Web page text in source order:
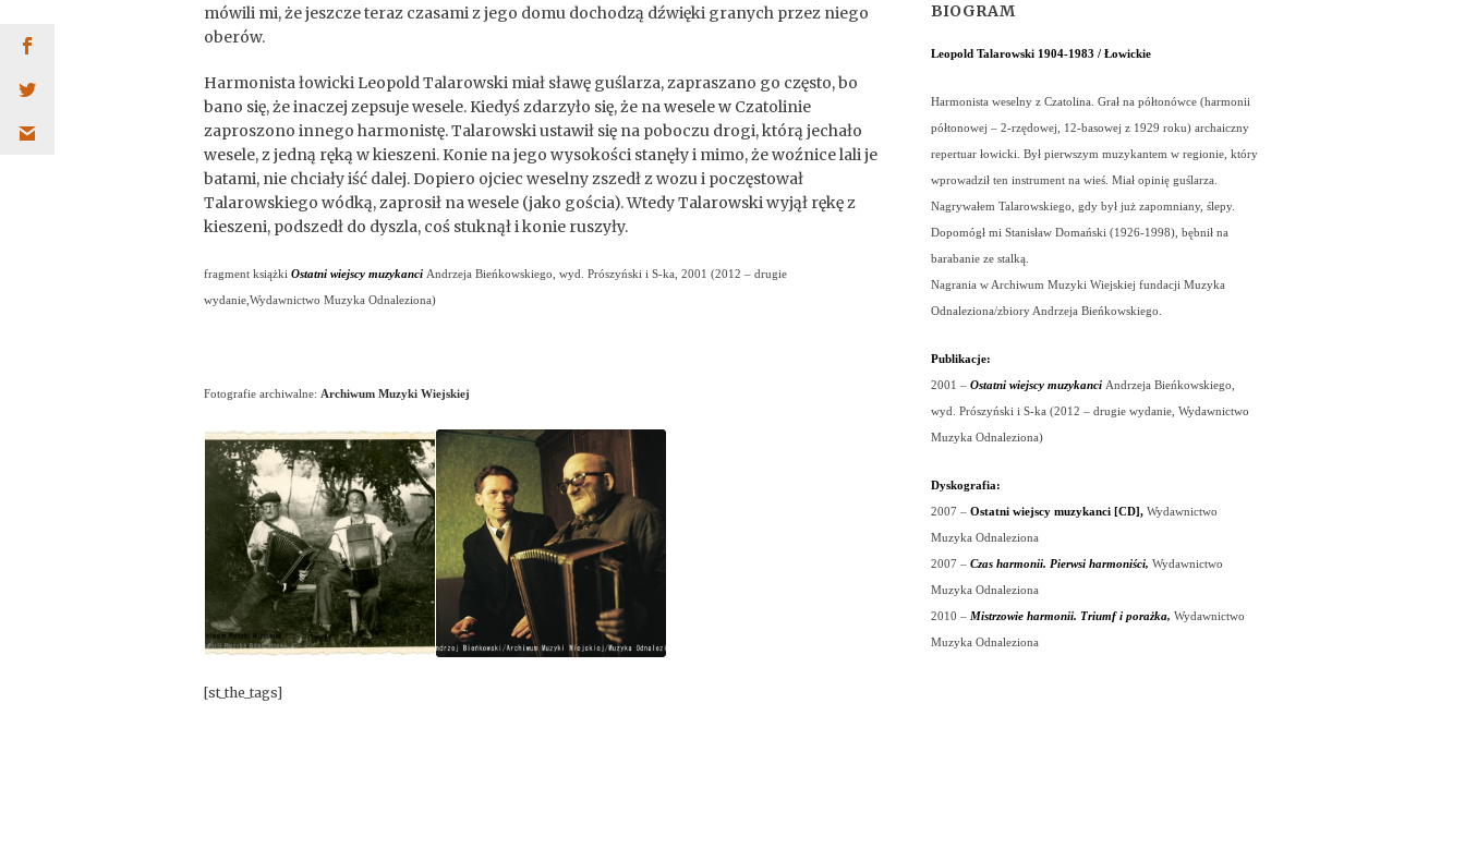
mówili mi, że jeszcze teraz czasami z jego domu dochodzą dźwięki granych przez niego
oberów.
Harmonista łowicki Leopold Talarowski miał sławę guślarza, zapraszano go często, bo
bano się, że inaczej zepsuje wesele. Kiedyś zdarzyło się, że na wesele w Czatolinie
zaproszono innego harmonistę. Talarowski ustawił się na poboczu drogi, którą jechało
wesele, z jedną ręką w kieszeni. Konie na jego wysokości stanęły i mimo, że woźnice lali je
batami, nie chciały iść dalej. Dopiero ojciec weselny zszedł z wozu i poczęstował
Talarowskiego wódką, zaprosił na wesele (jako gościa). Wtedy Talarowski wyjął rękę z
kieszeni, podszedł do dyszla, coś stuknął i konie ruszyły.
fragment książki Ostatni wiejscy muzykanci Andrzeja Bieńkowskiego, wyd. Prószyński i S-ka, 2001 (2012 – drugie
wydanie,Wydawnictwo Muzyka Odnaleziona)
Fotografie archiwalne: Archiwum Muzyki Wiejskiej
[st_the_tags]
BIOGRAM
Leopold Talarowski 1904-1983 / Łowickie
Harmonista weselny z Czatolina. Grał na półtonówce (harmonii
półtonowej – 2-rzędowej, 12-basowej z 1929 roku) archaiczny
repertuar łowicki. Był pierwszym muzykantem w regionie, który
wprowadził ten instrument na wieś. Miał opinię guślarza.
Nagrywałem Talarowskiego, gdy był już zapomniany, ślepy.
Dopomógł mi Stanisław Domański (1926-1998), bębnił na
barabanie ze stalką.
Nagrania w Archiwum Muzyki Wiejskiej fundacji Muzyka
Odnaleziona/zbiory Andrzeja Bieńkowskiego.
Publikacje:
2001 – Ostatni wiejscy muzykanci Andrzeja Bieńkowskiego,
wyd. Prószyński i S-ka (2012 – drugie wydanie, Wydawnictwo
Muzyka Odnaleziona)
Dyskografia:
2007 – Ostatni wiejscy muzykanci [CD],Wydawnictwo
Muzyka Odnaleziona
2007 – Czas harmonii. Pierwsi harmoniści, Wydawnictwo
Muzyka Odnaleziona
2010 – Mistrzowie harmonii. Triumf i porażka, Wydawnictwo
Muzyka Odnaleziona